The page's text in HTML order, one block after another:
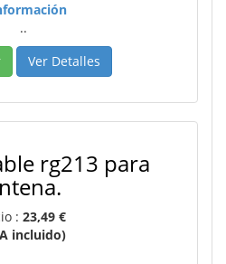
..
Ver Detalles
rg213 para
: 23,49 €
incluido)